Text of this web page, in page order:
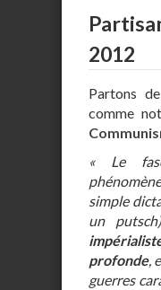
2012
Partons
comme
« Le
simple
un
profonde,
guerres